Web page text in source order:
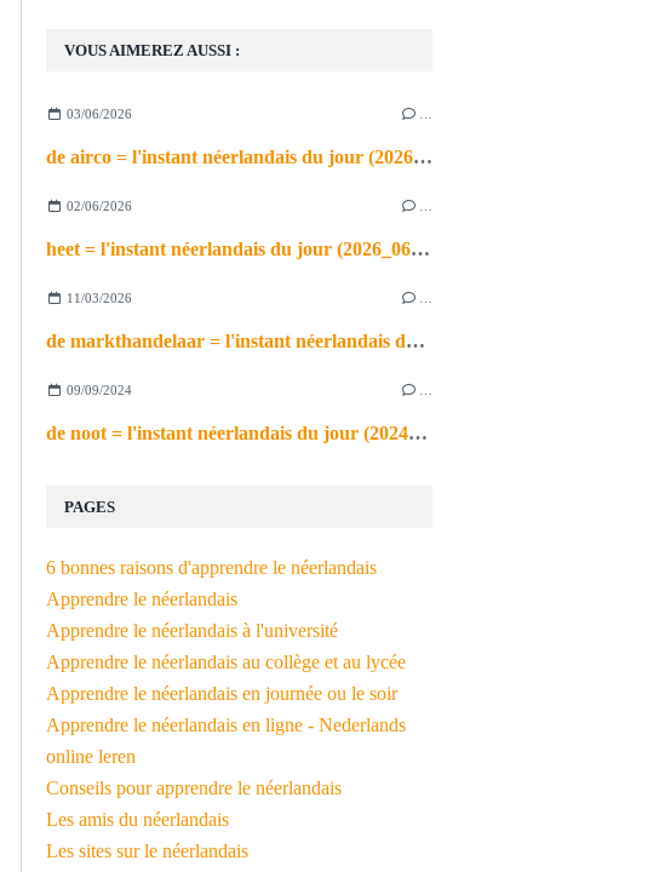
VOUS AIMEREZ AUSSI :
03/06/2026
de airco = l'instant néerlandais du jour (2026_06_03)
02/06/2026
heet = l'instant néerlandais du jour (2026_06_02)
11/03/2026
de markthandelaar = l'instant néerlandais du jour (2026_03_11)
09/09/2024
de noot = l'instant néerlandais du jour (2024_09_09)
PAGES
6 bonnes raisons d'apprendre le néerlandais
Apprendre le néerlandais
Apprendre le néerlandais à l'université
Apprendre le néerlandais au collège et au lycée
Apprendre le néerlandais en journée ou le soir
Apprendre le néerlandais en ligne - Nederlands
online leren
Conseils pour apprendre le néerlandais
Les amis du néerlandais
Les sites sur le néerlandais